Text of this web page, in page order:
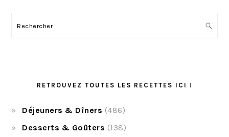
Rechercher
RETROUVEZ TOUTES LES RECETTES ICI !
Déjeuners & Dîners (486)
Desserts & Goûters (138)